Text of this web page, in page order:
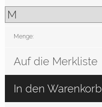
Menge:
Auf die Merkliste
In den Warenkorb